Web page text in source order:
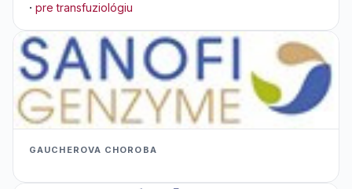
· pre transfuziológiu
GAUCHEROVA CHOROBA